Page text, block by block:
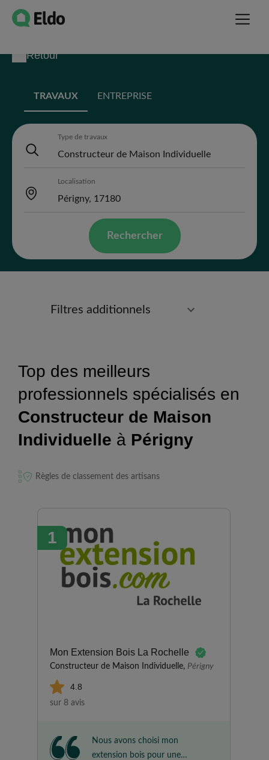
Retour
TRAVAUX ENTREPRISE
Type de travaux
Localisation
Rechercher
Filtres additionnels
Top des meilleurs
professionnels spécialisés en
Constructeur de Maison
Individuelle à Périgny
Règles de classement des artisans
1
Mon Extension Bois La Rochelle
Constructeur de Maison Individuelle, Périgny
4.8
sur 8 avis
Nous avons choisi mon
extension bois pour une